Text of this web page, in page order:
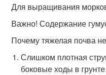
Для выращивания
Важно! Содержание
Почему тяжелая почва
Слишком плотная
боковые ходы в грунте.